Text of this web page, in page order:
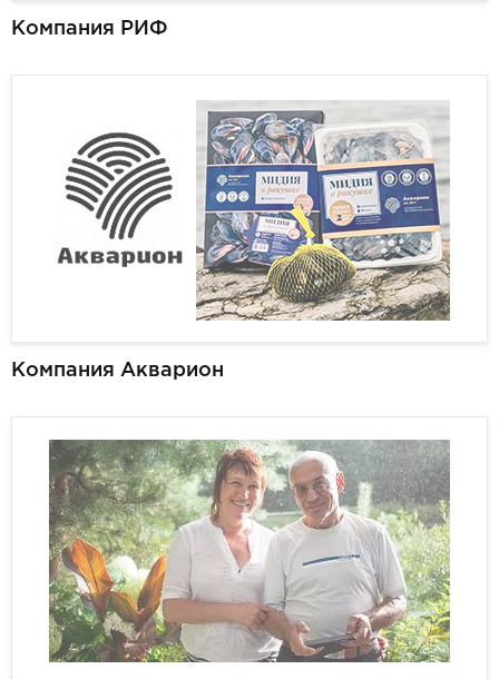
Компания РИФ
Компания Акварион